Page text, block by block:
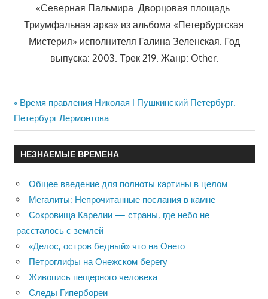
«Северная Пальмира. Дворцовая площадь.
Триумфальная арка» из альбома «Петербургская
Мистерия» исполнителя Галина Зеленская. Год
выпуска: 2003. Трек 219. Жанр: Other.
Навигация
по
записям
Previous
Post:
Время правления Николая I Пушкинский Петербург.
Петербург Лермонтова
НЕЗНАЕМЫЕ ВРЕМЕНА
Общее введение для полноты картины в целом
Мегалиты: Непрочитанные послания в камне
Сокровища Карелии — страны, где небо не
рассталось с землей
«Делос, остров бедный» что на Онего…
Петроглифы на Онежском берегу
Живопись пещерного человека
Следы Гипербореи